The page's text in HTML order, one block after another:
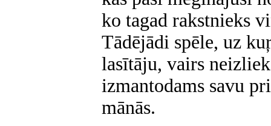
ko tagad rakstnieks
Tādējādi spēle, uz
lasītāju, vairs
izmantodams savu
mānās.